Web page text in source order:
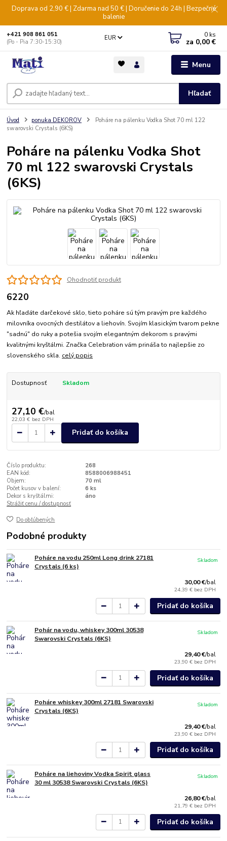
Doprava od 2,90 € | Zdarma nad 50 € | Doručenie do 24h | Bezpečné
balenie
Menu
EUR
Hľadať
+421 908 861 051
(Po - Pia 7:30-15:30)
0 ks
za 0,00 €
Úvod ponuka DEKOROV
Poháre na pálenku Vodka Shot 70 ml 122
swarovski Crystals (6KS)
Poháre na pálenku Vodka Shot
70 ml 122 swarovski Crystals
(6KS)
Ohodnotiť produkt
6220
Ak hľadáte darčekové sklo, tieto poháre sú tým pravým pre každého
milovníka ovocných destilátov a liehovín. Svojím klasickým tvarom pekne
"sadnú" do ruky a potešia svojím elegantným dekorom s pravými
kvalitnými kryštálmi. Značka Celebration vám prináša to najlepšie zo
slovenského skla. celý popis
Dostupnosť Skladom
27,10 €/bal
22,03 € bez DPH
Pridať do košíka
Číslo produktu:
268
EAN kód:
8588006988451
Objem:
70 ml
Počet kusov v balení:
6 ks
Dekor s kryštálmi:
áno
Strážiť cenu / dostupnosť
Do obľúbených
Podobné produkty
Poháre na vodu 250ml Long drink 27181
Crystals (6 ks)
30,00 €/bal
24,39 € bez DPH
Skladom
Pridať do košíka
Pohár na vodu, whiskey 300ml 30538
Swarovski Crystals (6KS)
29,40 €/bal
23,90 € bez DPH
Skladom
Pridať do košíka
Poháre whiskey 300ml 27181 Swarovski
Crystals (6KS)
29,40 €/bal
23,90 € bez DPH
Skladom
Pridať do košíka
Poháre na liehoviny Vodka Spirit glass
30 ml 30538 Swarovski Crystals (6KS)
26,80 €/bal
21,79 € bez DPH
Skladom
Pridať do košíka